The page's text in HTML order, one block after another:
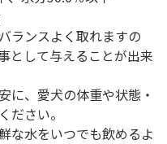
ランスよく取れますの
として与えることが出来
に、愛犬の体重や状態・
ださい。
な水をいつでも飲めるよ